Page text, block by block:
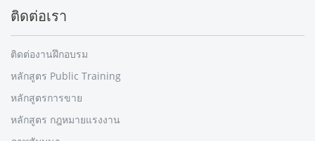
ติดต่อเรา
ติดต่องานฝึกอบรม
หลักสูตร Public Training
หลักสูตรการขาย
หลักสูตร กฎหมายแรงงาน